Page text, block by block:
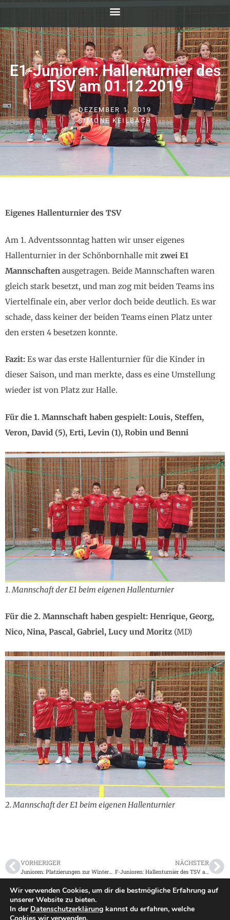
E1-Junioren: Hallenturnier des
TSV am 01.12.2019
DEZEMBER 1, 2019
SIMONE KEILBACH
Eigenes Hallenturnier des TSV
Am 1. Adventssonntag hatten wir unser eigenes
Hallenturnier in der Schönbornhalle mit zwei E1
Mannschaften ausgetragen. Beide Mannschaften waren
gleich stark besetzt, und man zog mit beiden Teams ins
Viertelfinale ein, aber verlor doch beide deutlich. Es war
schade, dass keiner der beiden Teams einen Platz unter
den ersten 4 besetzen konnte.
Fazit: Es war das erste Hallenturnier für die Kinder in
dieser Saison, und man merkte, dass es eine Umstellung
wieder ist von Platz zur Halle.
Für die 1. Mannschaft haben gespielt: Louis, Steffen,
Veron, David (5), Erti, Levin (1), Robin und Benni
1. Mannschaft der E1 beim eigenen Hallenturnier
Für die 2. Mannschaft haben gespielt: Henrique, Georg,
Nico, Nina, Pascal, Gabriel, Lucy und Moritz (MD)
2. Mannschaft der E1 beim eigenen Hallenturnier
VORHERIGER
Junioren: Platzierungen zur Winterpause
NÄCHSTER
F-Junioren: Hallenturnier des TSV am 30.11./01.12.2019
Wir verwenden Cookies, um dir die bestmögliche Erfahrung auf
unserer Website zu bieten.
In der Datenschutzerklärung kannst du erfahren, welche